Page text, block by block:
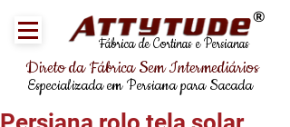
Fábrica de Cortinas e Persianas
®
Direto da Fábrica Sem Intermediários
Especializada em Persiana para Sacada